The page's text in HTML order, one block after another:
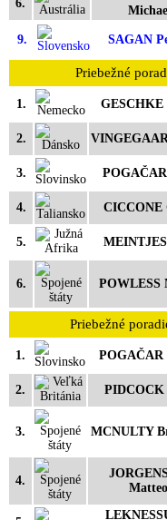
6.
9. SAGAN
Priebežné
1. GESCHKE
2.
3.
4. CICCONE
5.
6. POWLESS
Priebežné
1. POGAČAR
2. PIDCOCK
3. MCNULTY
4.
Matteo